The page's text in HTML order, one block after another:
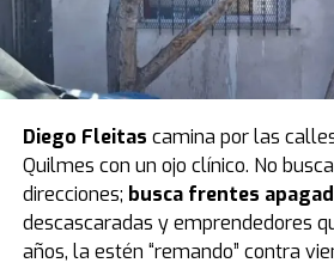
Luego pidió un minuto de silencio
parar a todo el bloque. El
Villarruel aclaró que ella no podía
Finalmente, todos se pusieron de
El peronismo se opuso desde el
advertir que la ley se concentra en
protección de las infancias,
presupuestados resultan
Diego Fleitas camina por las
Quilmes con un ojo clínico. No
direcciones; busca frentes
descascaradas y emprendedores
años, la estén “remando” contra